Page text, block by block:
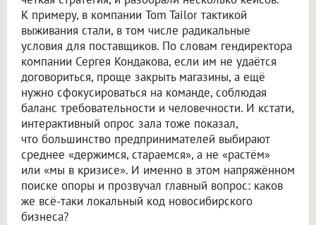
К примеру, в компании Tom Tailor тактикой
выживания стали, в том числе радикальные
условия для поставщиков. По словам гендиректора
компании Сергея Кондакова, если им не удаётся
договориться, проще закрыть магазины, а ещё
нужно сфокусироваться на команде, соблюдая
баланс требовательности и человечности. И кстати,
интерактивный опрос зала тоже показал,
что большинство предпринимателей выбирают
среднее «держимся, стараемся», а не «растём»
или «мы в кризисе». И именно в этом напряжённом
поиске опоры и прозвучал главный вопрос: каков
же всё-таки локальный код новосибирского
бизнеса?